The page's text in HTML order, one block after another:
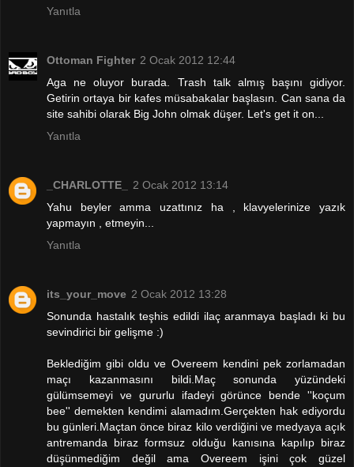
Yanıtla
Ottoman Fighter 2 Ocak 2012 12:44
Aga ne oluyor burada. Trash talk almış başını gidiyor.
Getirin ortaya bir kafes müsabakalar başlasın. Can sana da
site sahibi olarak Big John olmak düşer. Let's get it on...
Yanıtla
_CHARLOTTE_
2 Ocak 2012 13:14
Yahu beyler amma uzattınız ha , klavyelerinize yazık
yapmayın , etmeyin...
Yanıtla
its_your_move 2 Ocak 2012 13:28
Sonunda hastalık teşhis edildi ilaç aranmaya başladı ki bu
sevindirici bir gelişme :)
Beklediğim gibi oldu ve Overeem kendini pek zorlamadan
maçı kazanmasını bildi.Maç sonunda yüzündeki
gülümsemeyi ve gururlu ifadeyi görünce bende ''koçum
bee'' demekten kendimi alamadım.Gerçekten hak ediyordu
bu günleri.Maçtan önce biraz kilo verdiğini ve medyaya açık
antremanda biraz formsuz olduğu kanısına kapılıp biraz
düşünmediğim değil ama Overeem işini çok güzel